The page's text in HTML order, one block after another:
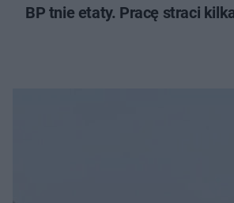
BP tnie etaty. Pracę straci